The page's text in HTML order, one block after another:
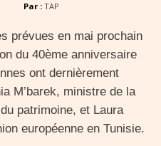
Par : TAP
prévues en mai prochain
du 40ème anniversaire
ont dernièrement
M’barek, ministre de la
patrimoine, et Laura
européenne en Tunisie.